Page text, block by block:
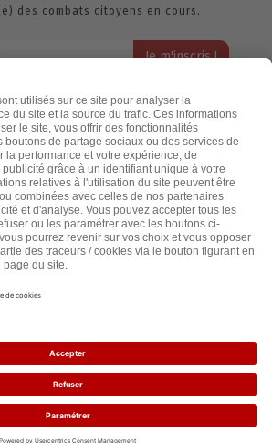
des combats citoyens en cours.
consulter notre politique de confidentialité,
cliquez ici.
Accueil
de confidentialité
Cookies